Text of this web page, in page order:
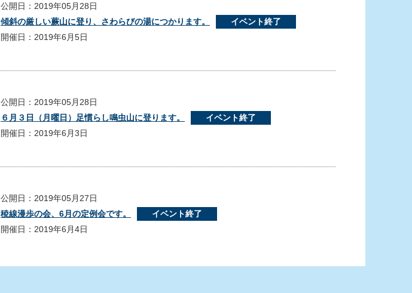
公開日：2019年05月28日
傾斜の厳しい蕨山に登り、さわらびの湯につかります。
イベント終了
開催日：2019年6月5日
公開日：2019年05月28日
６月３日（月曜日）足慣らし鳴虫山に登ります。
イベント終了
開催日：2019年6月3日
公開日：2019年05月27日
稜線漫歩の会、6月の定例会です。
イベント終了
開催日：2019年6月4日